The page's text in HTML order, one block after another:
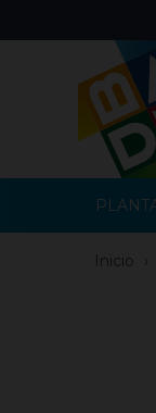
Inicio